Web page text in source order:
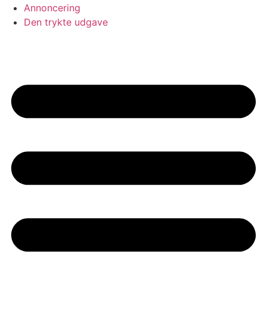
Annoncering
Den trykte udgave